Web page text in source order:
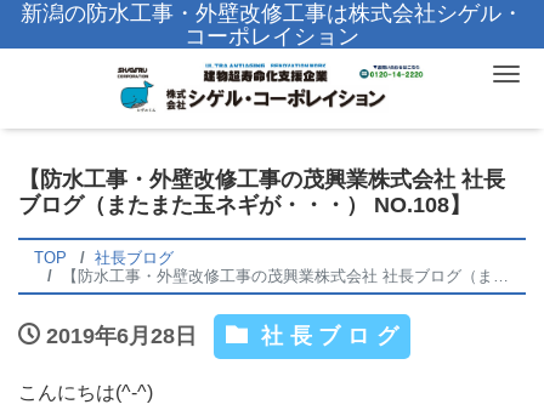
新潟の防水工事・外壁改修工事は株式会社シゲル・
コーポレイション
【防水工事・外壁改修工事の茂興業株式会社 社長
ブログ（またまた玉ネギが・・・） NO.108】
TOP
社長ブログ
【防水工事・外壁改修工事の茂興業株式会社 社長ブログ（またまた玉ネギが・・・） NO.108】
2019年6月28日 社長ブログ
こんにちは(^-^)